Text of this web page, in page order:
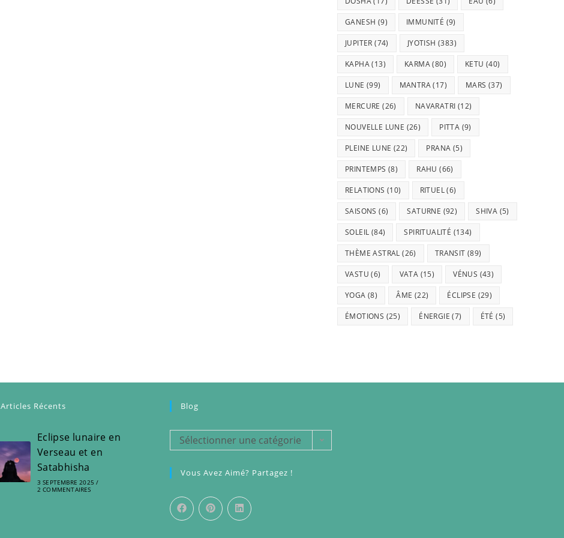
GANESH (9) IMMUNITÉ (9)
JUPITER (74) JYOTISH (383)
KAPHA(13) KARMA(80) KETU (40)
LUNE (99) MANTRA(17) MARS (37)
MERCURE (26) NAVARATRI (12)
NOUVELLE LUNE (26) PITTA (9)
PLEINE LUNE (22) PRANA (5)
PRINTEMPS (8) RAHU (66)
RELATIONS (10) RITUEL(6)
SAISONS (6) SATURNE (92) SHIVA (5)
SOLEIL (84) SPIRITUALITÉ (134)
THÈME ASTRAL (26) TRANSIT (89)
VASTU (6) VATA (15) VÉNUS (43)
YOGA (8) ÂME (22) ÉCLIPSE (29)
ÉMOTIONS (25) ÉNERGIE (7) ÉTÉ (5)
Articles Récents
Eclipse lunaire en
Verseau et en
Satabhisha
3 SEPTEMBRE 2025 /
2 COMMENTAIRES
Blog
BlogSélectionner une catégorie
Vous Avez Aimé? Partagez !